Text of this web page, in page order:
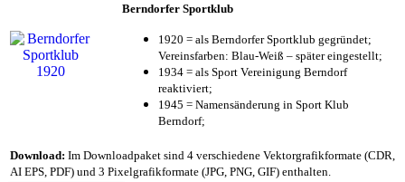
Berndorfer Sportklub
1920 = als Berndorfer Sportklub gegründet;
Vereinsfarben: Blau-Weiß – später eingestellt;
1934 = als Sport Vereinigung Berndorf
reaktiviert;
1945 = Namensänderung in Sport Klub
Berndorf;
Download: Im Downloadpaket sind 4 verschiedene Vektorgrafikformate (CDR,
AI EPS, PDF) und 3 Pixelgrafikformate (JPG, PNG, GIF) enthalten.